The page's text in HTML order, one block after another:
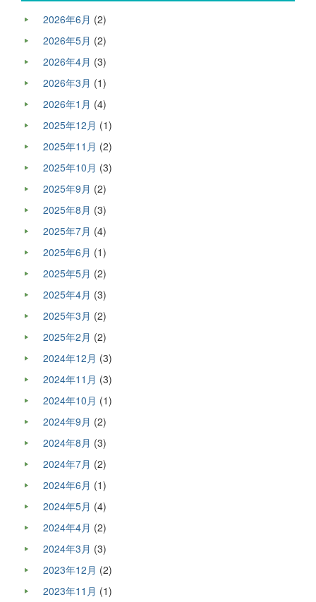
2026年6月 (2)
2026年5月 (2)
2026年4月 (3)
2026年3月 (1)
2026年1月 (4)
2025年12月 (1)
2025年11月 (2)
2025年10月 (3)
2025年9月 (2)
2025年8月 (3)
2025年7月 (4)
2025年6月 (1)
2025年5月 (2)
2025年4月 (3)
2025年3月 (2)
2025年2月 (2)
2024年12月 (3)
2024年11月 (3)
2024年10月 (1)
2024年9月 (2)
2024年8月 (3)
2024年7月 (2)
2024年6月 (1)
2024年5月 (4)
2024年4月 (2)
2024年3月 (3)
2023年12月 (2)
2023年11月 (1)